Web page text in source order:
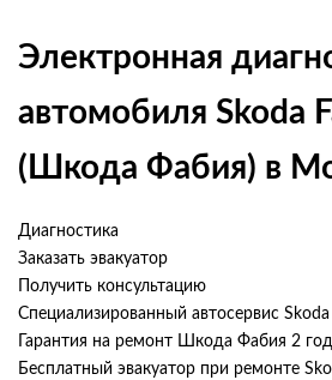
Электронная
автомобиля Skoda
(Шкода Фабия) в
Диагностика
Заказать эвакуатор
Получить консультацию
Специализированный автосервис Skoda
Гарантия на ремонт Шкода Фабия 2
Бесплатный эвакуатор при ремонте